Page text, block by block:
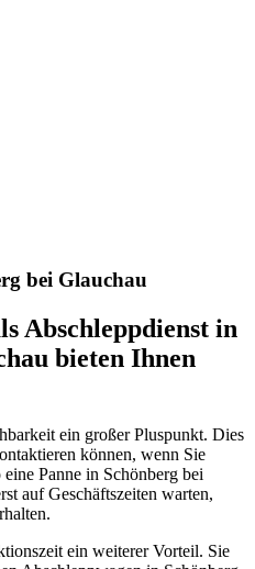
bei Glauchau
Abschleppdienst in
bieten Ihnen
ein großer Pluspunkt. Dies
können, wenn Sie
Panne in Schönberg bei
auf Geschäftszeiten warten,
ein weiterer Vorteil. Sie